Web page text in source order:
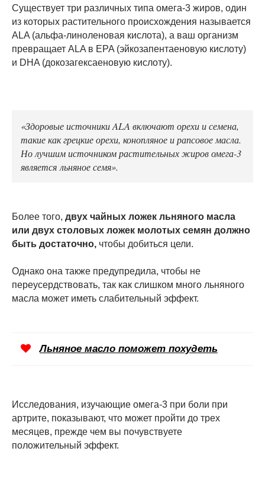
Существует три различных типа омега-3 жиров, один
из которых растительного происхождения называется
ALA (альфа-линоленовая кислота), а ваш организм
превращает ALA в EPA (эйкозапентаеновую кислоту)
и DHA (докозагексаеновую кислоту).
«Здоровые источники ALA включают орехи и семена,
такие как грецкие орехи, конопляное и рапсовое масла.
Но лучшим источником растительных жиров омега-3
является льняное семя».
Более того, двух чайных ложек льняного масла
или двух столовых ложек молотых семян должно
быть достаточно, чтобы добиться цели.
Однако она также предупредила, чтобы не
переусердствовать, так как слишком много льняного
масла может иметь слабительный эффект.
Льняное масло поможет похудеть
Исследования, изучающие омега-3 при боли при
артрите, показывают, что может пройти до трех
месяцев, прежде чем вы почувствуете
положительный эффект.